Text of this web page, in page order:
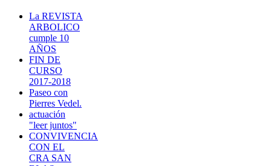
La REVISTA
ARBOLICO
cumple 10
AÑOS
FIN DE
CURSO
2017-2018
Paseo con
Pierres Vedel.
actuación
"leer juntos"
CONVIVENCIA
CON EL
CRA SAN